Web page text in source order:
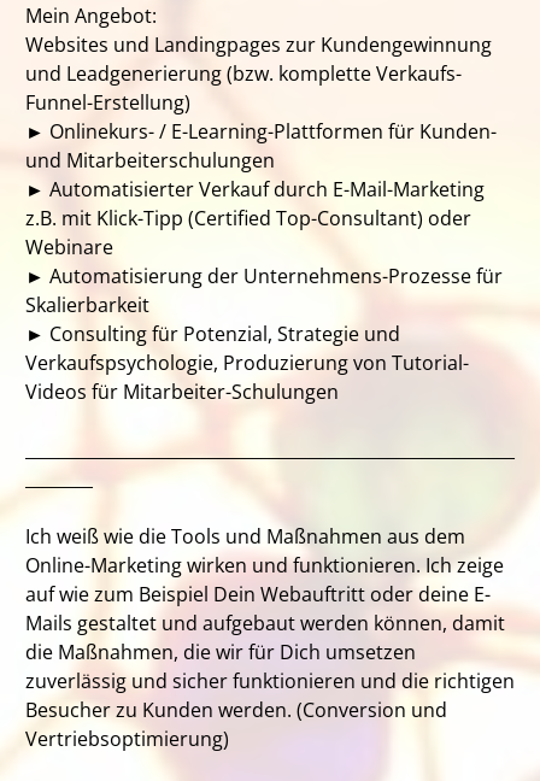
Mein Angebot:
Websites und Landingpages zur Kundengewinnung
und Leadgenerierung (bzw. komplette Verkaufs-
Funnel-Erstellung)
► Onlinekurs- / E-Learning-Plattformen für Kunden-
und Mitarbeiterschulungen
► Automatisierter Verkauf durch E-Mail-Marketing
z.B. mit Klick-Tipp (Certified Top-Consultant) oder
Webinare
► Automatisierung der Unternehmens-Prozesse für
Skalierbarkeit
► Consulting für Potenzial, Strategie und
Verkaufspsychologie, Produzierung von Tutorial-
Videos für Mitarbeiter-Schulungen
__________________________________________________________
Ich weiß wie die Tools und Maßnahmen aus dem
Online-Marketing wirken und funktionieren. Ich zeige
auf wie zum Beispiel Dein Webauftritt oder deine E-
Mails gestaltet und aufgebaut werden können, damit
die Maßnahmen, die wir für Dich umsetzen
zuverlässig und sicher funktionieren und die richtigen
Besucher zu Kunden werden. (Conversion und
Vertriebsoptimierung)